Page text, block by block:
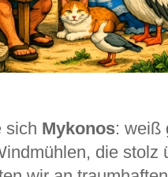
sich Mykonos: weiß
die stolz